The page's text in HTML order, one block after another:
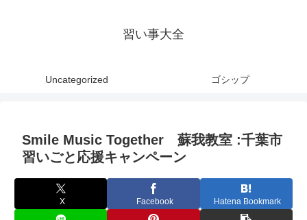
習い事大全
Uncategorized ゴシップ
Smile Music Together 蘇我教室 :千葉市
習いごと応援キャンペーン
X Facebook Hatena Bookmark